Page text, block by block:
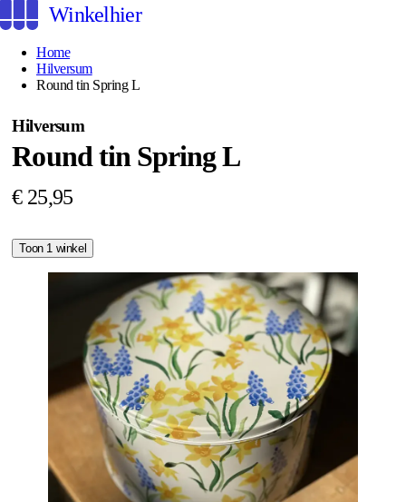
Winkelhier
Home
Hilversum
Round tin Spring L
Hilversum
Round tin Spring L
€ 25,95
Toon 1 winkel